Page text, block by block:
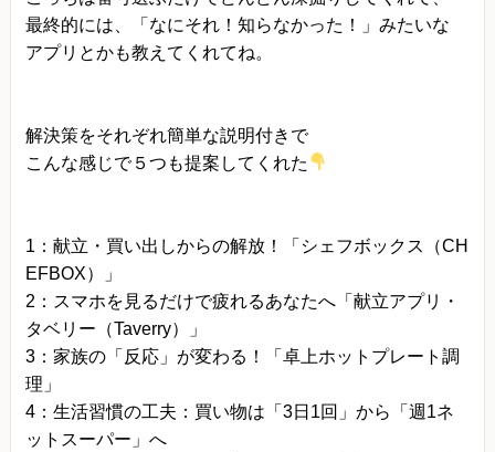
最終的には、「なにそれ！知らなかった！」みたいな
アプリとかも教えてくれてね。
解決策をそれぞれ簡単な説明付きで
こんな感じで５つも提案してくれた
1：献立・買い出しからの解放！「シェフボックス（CH
EFBOX）」
2：スマホを見るだけで疲れるあなたへ「献立アプリ・
タベリー（Taverry）」
3：家族の「反応」が変わる！「卓上ホットプレート調
理」
4：生活習慣の工夫：買い物は「3日1回」から「週1ネ
ットスーパー」へ